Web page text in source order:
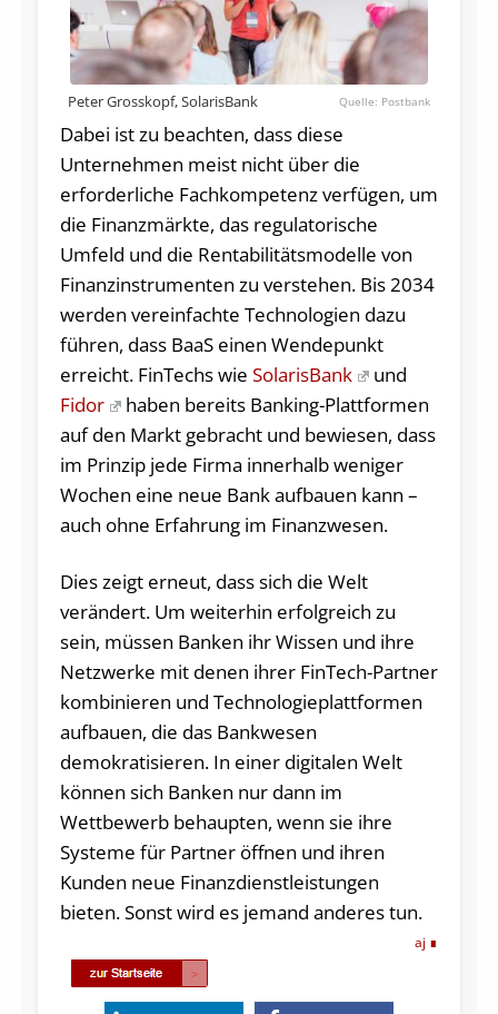
Peter Grosskopf, SolarisBank Postbank
Dabei ist zu beachten, dass diese
Unternehmen meist nicht über die
erforderliche Fachkompetenz verfügen, um
die Finanzmärkte, das regulatorische
Umfeld und die Rentabilitätsmodelle von
Finanzinstrumenten zu verstehen. Bis 2034
werden vereinfachte Technologien dazu
führen, dass BaaS einen Wendepunkt
erreicht. FinTechs wie SolarisBank
und
Fidor
haben bereits Banking-Plattformen
auf den Markt gebracht und bewiesen, dass
im Prinzip jede Firma innerhalb weniger
Wochen eine neue Bank aufbauen kann –
auch ohne Erfahrung im Finanzwesen.
Dies zeigt erneut, dass sich die Welt
verändert. Um weiterhin erfolgreich zu
sein, müssen Banken ihr Wissen und ihre
Netzwerke mit denen ihrer FinTech-Partner
kombinieren und Technologieplattformen
aufbauen, die das Bankwesen
demokratisieren. In einer digitalen Welt
können sich Banken nur dann im
Wettbewerb behaupten, wenn sie ihre
Systeme für Partner öffnen und ihren
Kunden neue Finanzdienstleistungen
bieten. Sonst wird es jemand anderes tun.
aj